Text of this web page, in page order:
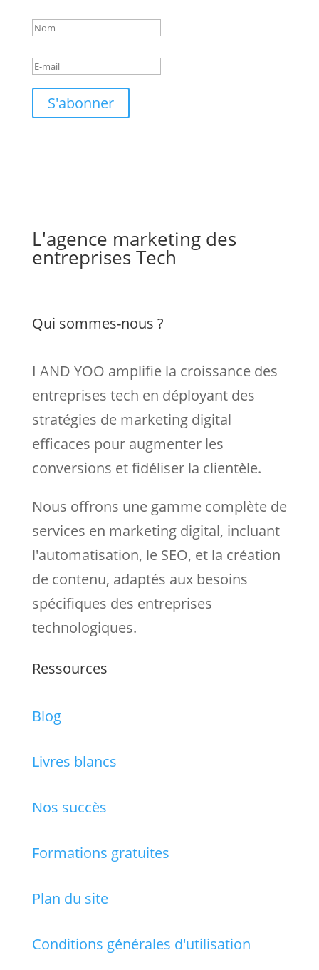
S'abonner
L'agence marketing des
entreprises Tech
Qui sommes-nous ?
I AND YOO amplifie la croissance des
entreprises tech en déployant des
stratégies de marketing digital
efficaces pour augmenter les
conversions et fidéliser la clientèle.
Nous offrons une gamme complète de
services en marketing digital, incluant
l'automatisation, le SEO, et la création
de contenu, adaptés aux besoins
spécifiques des entreprises
technologiques.
Ressources
Blog
Livres blancs
Nos succès
Formations gratuites
Plan du site
Conditions générales d'utilisation